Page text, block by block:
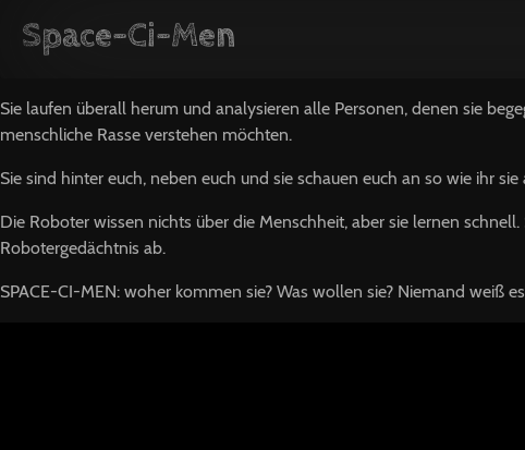
Space-Ci-Men
Sie laufen überall herum und analysieren alle Personen, denen sie
menschliche Rasse verstehen möchten.
Sie sind hinter euch, neben euch und sie schauen euch an so wie ihr sie
Die Roboter wissen nichts über die Menschheit, aber sie lernen
Robotergedächtnis ab.
SPACE-CI-MEN: woher kommen sie? Was wollen sie? Niemand weiß